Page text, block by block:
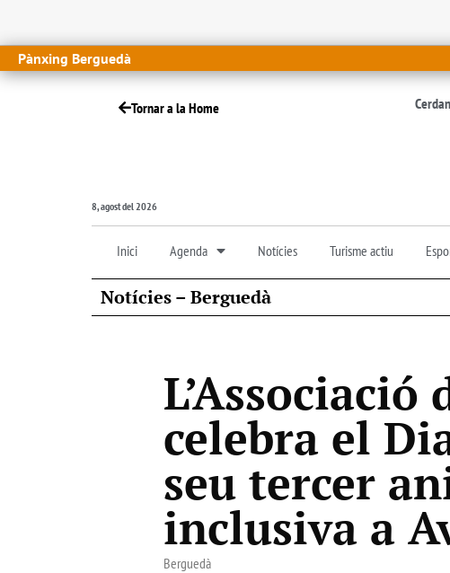
Pànxing Berguedà
Tornar a la Home
8, agost del 2026
Inici Agenda Notícies Turisme actiu
Notícies – Berguedà
L’Associació
celebra el
seu tercer
inclusiva a
Berguedà